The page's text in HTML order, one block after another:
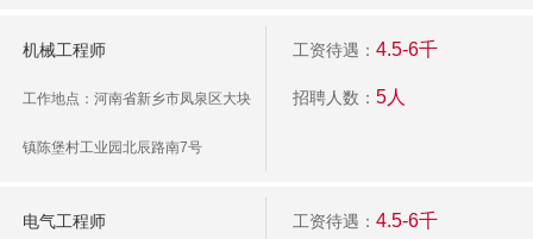
机械工程师
工作地点：河南省新乡市凤泉区大块
镇陈堡村工业园北辰路南7号
工资待遇： 4.5-6千
招聘人数： 5人
电气工程师 工资待遇： 4.5-6千